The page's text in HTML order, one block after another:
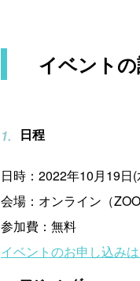
イベント
日程
日時：2022年10月19日
会場：オンライン（
参加費：無料
イベントのお申し込み